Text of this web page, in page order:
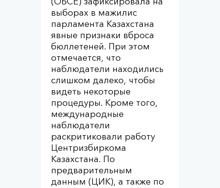
выборах в мажилис
парламента Казахстана
явные признаки вброса
бюллетеней. При этом
отмечается, что
наблюдатели находились
слишком далеко, чтобы
видеть некоторые
процедуры. Кроме того,
международные
наблюдатели
раскритиковали работу
Центризбиркома
Казахстана. По
предварительным
данным (ЦИК), а также по